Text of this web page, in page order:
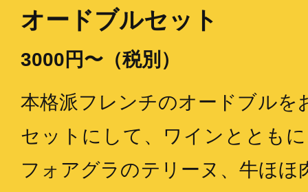
オードブルセット
3000円〜（税別）
本格派フレンチのオードブルを
セットにして、ワインととも
フォアグラのテリーヌ、牛ほほ